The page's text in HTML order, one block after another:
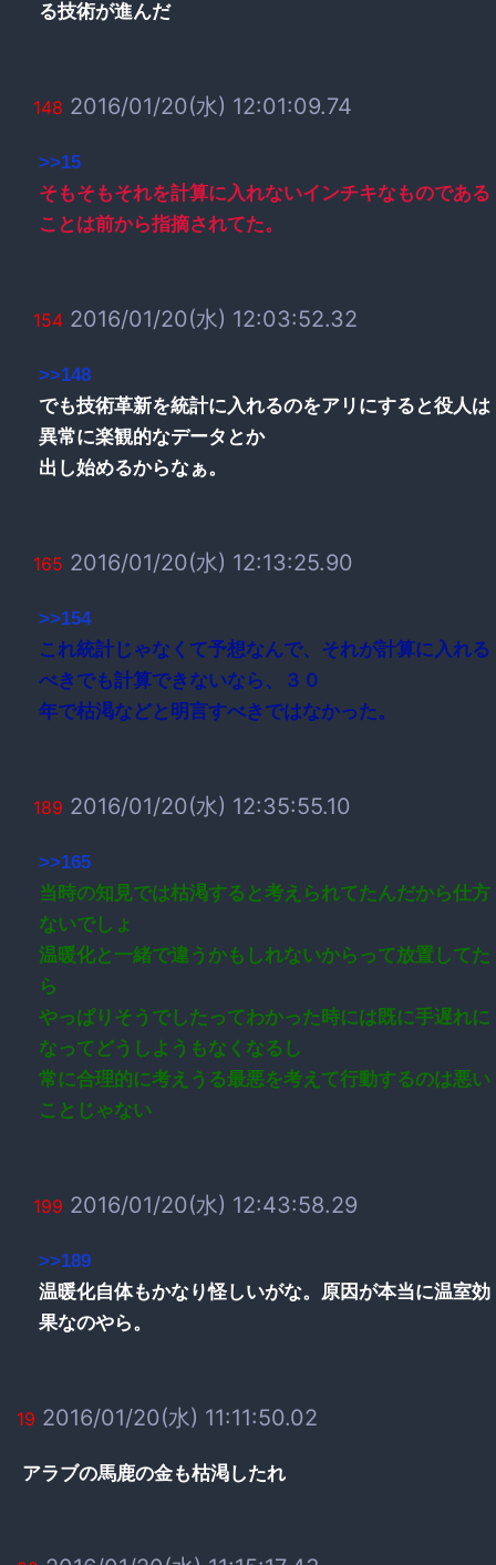
る技術が進んだ
148 2016/01/20(水) 12:01:09.74
>>15
そもそもそれを計算に入れないインチキなものである
ことは前から指摘されてた。
154 2016/01/20(水) 12:03:52.32
>>148
でも技術革新を統計に入れるのをアリにすると役人は
異常に楽観的なデータとか
出し始めるからなぁ。
165 2016/01/20(水) 12:13:25.90
>>154
これ統計じゃなくて予想なんで、それが計算に入れる
べきでも計算できないなら、３０
年で枯渇などと明言すべきではなかった。
189 2016/01/20(水) 12:35:55.10
>>165
当時の知見では枯渇すると考えられてたんだから仕方
ないでしょ
温暖化と一緒で違うかもしれないからって放置してた
ら
やっぱりそうでしたってわかった時には既に手遅れに
なってどうしようもなくなるし
常に合理的に考えうる最悪を考えて行動するのは悪い
ことじゃない
199 2016/01/20(水) 12:43:58.29
>>189
温暖化自体もかなり怪しいがな。原因が本当に温室効
果なのやら。
19 2016/01/20(水) 11:11:50.02
アラブの馬鹿の金も枯渇したれ